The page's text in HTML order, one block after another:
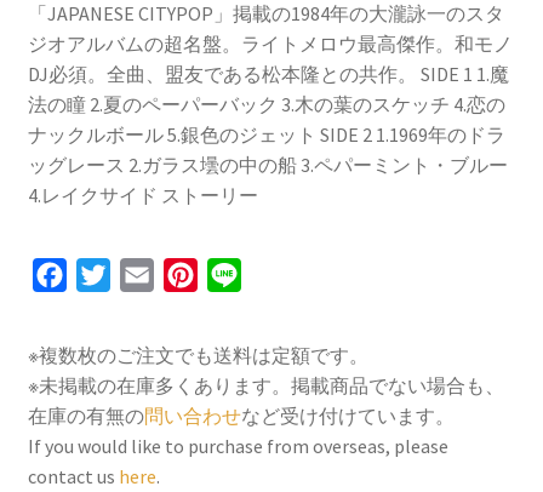
「JAPANESE CITYPOP」掲載の1984年の大瀧詠一のスタ
ジオアルバムの超名盤。ライトメロウ最高傑作。和モノ
DJ必須。全曲、盟友である松本隆との共作。 SIDE 1 1.魔
法の瞳 2.夏のペーパーバック 3.木の葉のスケッチ 4.恋の
ナックルボール 5.銀色のジェット SIDE 2 1.1969年のドラ
ッグレース 2.ガラス壜の中の船 3.ペパーミント・ブルー
4.レイクサイド ストーリー
c
e
b
o
o
t
t
e
r
a
i
l
n
t
e
r
n
e
※複数枚のご注文でも送料は定額です。
※未掲載の在庫多くあります。掲載商品でない場合も、
在庫の有無の問い合わせなど受け付けています。
If you would like to purchase from overseas, please
contact us here.